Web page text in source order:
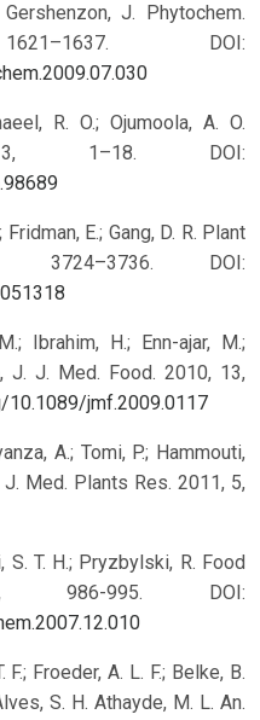
J. Phytochem.
DOI:
R. O.; Ojumoola, A. O.
3, 1–18.
DOI:
E.; Gang, D. R. Plant
3724–3736.
DOI:
Ibrahim, H.; Enn-ajar, M.;
J. J. Med. Food. 2010, 13,
10.1089/jmf.2009.0117
A.; Tomi, P.; Hammouti,
J. Med. Plants Res. 2011, 5,
S. T. H.; Pryzbylski, R. Food
986-995.
DOI:
F.; Froeder, A. L. F.; Belke, B.
S. H. Athayde, M. L. An.